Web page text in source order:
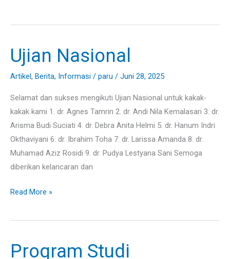
Ujian Nasional
Artikel , Berita, Informasi / paru / Juni 28, 2025
Selamat dan sukses mengikuti Ujian Nasional untuk kakak-
kakak kami 1. dr. Agnes Tamrin 2. dr. Andi Nila Kemalasari 3. dr.
Arisma Budi Suciati 4. dr. Debra Anita Helmi 5. dr. Hanum Indri
Okthaviyani 6. dr. Ibrahim Toha 7. dr. Larissa Amanda 8. dr.
Muhamad Aziz Rosidi 9. dr. Pudya Lestyana Sani Semoga
diberikan kelancaran dan
Ujian
Nasional
Read More »
Program Studi
Program